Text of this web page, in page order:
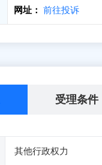
网址：
前往投诉
受理条件
其他行政权力